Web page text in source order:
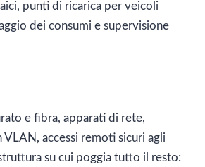
punti di ricarica per veicoli
dei consumi e supervisione
e fibra, apparati di rete,
VLAN, accessi remoti sicuri agli
su cui poggia tutto il resto: